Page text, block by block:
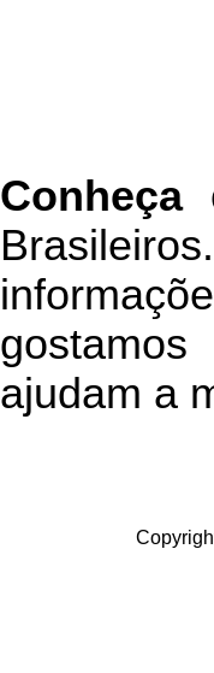
Conheça
g
ajudam a